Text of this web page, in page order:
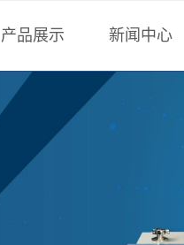
产品展示
氦质谱检漏仪
氟油检漏仪
卤素检漏仪
气密性检测仪
新闻中心
歌博科技